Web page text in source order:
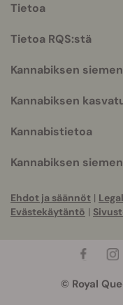
info
Tietoa
Tietoa RQS:stä
Kannabiksen
Kannabiksen
Kannabistietoa
Kannabiksen
Ehdot ja säännöt |
Evästekäytäntö |
© Royal